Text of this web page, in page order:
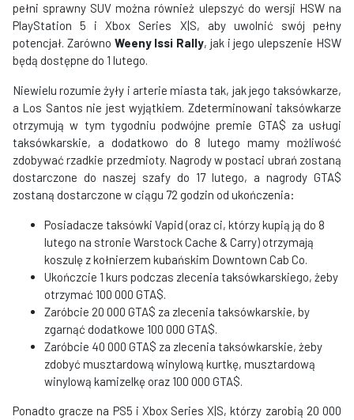
pełni sprawny SUV można również ulepszyć do wersji HSW na
PlayStation 5 i Xbox Series X|S, aby uwolnić swój pełny
potencjał. Zarówno Weeny Issi Rally, jak i jego ulepszenie HSW
będą dostępne do 1 lutego.
Niewielu rozumie żyły i arterie miasta tak, jak jego taksówkarze,
a Los Santos nie jest wyjątkiem. Zdeterminowani taksówkarze
otrzymują w tym tygodniu podwójne premie GTA$ za usługi
taksówkarskie, a dodatkowo do 8 lutego mamy możliwość
zdobywać rzadkie przedmioty. Nagrody w postaci ubrań zostaną
dostarczone do naszej szafy do 17 lutego, a nagrody GTA$
zostaną dostarczone w ciągu 72 godzin od ukończenia:
Posiadacze taksówki Vapid (oraz ci, którzy kupią ją do 8
lutego na stronie Warstock Cache & Carry) otrzymają
koszulę z kołnierzem kubańskim Downtown Cab Co.
Ukończcie 1 kurs podczas zlecenia taksówkarskiego, żeby
otrzymać 100 000 GTA$.
Zaróbcie 20 000 GTA$ za zlecenia taksówkarskie, by
zgarnąć dodatkowe 100 000 GTA$.
Zaróbcie 40 000 GTA$ za zlecenia taksówkarskie, żeby
zdobyć musztardową winylową kurtkę, musztardową
winylową kamizelkę oraz 100 000 GTA$.
Ponadto gracze na PS5 i Xbox Series X|S, którzy zarobią 20 000